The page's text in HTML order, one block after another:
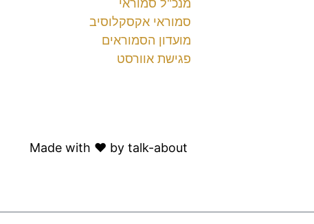
מנכ"ל סמוראי
סמוראי אקסקלוסיב
מועדון הסמוראים
פגישת אוורסט
Made with ♥️ by talk-about